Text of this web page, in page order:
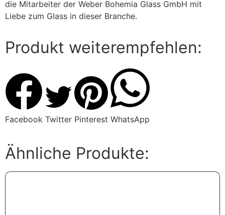
die Mitarbeiter der Weber Bohemia Glass GmbH mit
Liebe zum Glass in dieser Branche.
Produkt weiterempfehlen:
Facebook Twitter Pinterest WhatsApp
Ähnliche Produkte: